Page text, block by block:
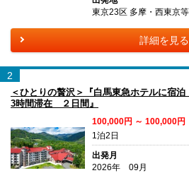
東京23区 多摩・西東京等
詳細を見る
2
＜ひとりの贅沢＞『白馬東急ホテルに宿
3時間滞在 ２日間』
100,000円 ～ 100,000円
1泊2日
出発月
2026年 09月